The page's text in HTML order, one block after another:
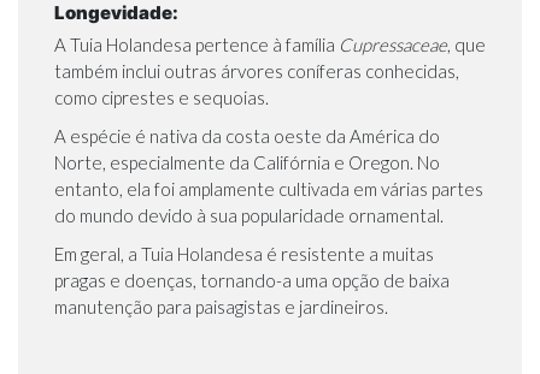
Longevidade:
A Tuia Holandesa pertence à família Cupressaceae, que
também inclui outras árvores coníferas conhecidas,
como ciprestes e sequoias.
A espécie é nativa da costa oeste da América do
Norte, especialmente da Califórnia e Oregon. No
entanto, ela foi amplamente cultivada em várias partes
do mundo devido à sua popularidade ornamental.
Em geral, a Tuia Holandesa é resistente a muitas
pragas e doenças, tornando-a uma opção de baixa
manutenção para paisagistas e jardineiros.